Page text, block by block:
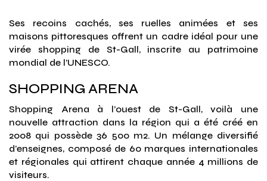
Ses recoins cachés, ses ruelles animées et ses
maisons pittoresques offrent un cadre idéal pour une
virée shopping de St-Gall, inscrite au patrimoine
mondial de l’UNESCO.
SHOPPING ARENA
Shopping Arena à l’ouest de St-Gall, voilà une
nouvelle attraction dans la région qui a été créé en
2008 qui possède 36 500 m2. Un mélange diversifié
d’enseignes, composé de 60 marques internationales
et régionales qui attirent chaque année 4 millions de
visiteurs.